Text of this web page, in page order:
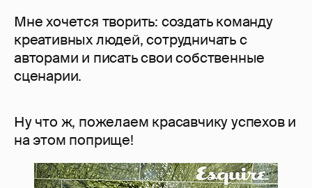
Мне хочется творить: создать команду
креативных людей, сотрудничать с
авторами и писать свои собственные
сценарии.
Ну что ж, пожелаем красавчику успехов и
на этом поприще!